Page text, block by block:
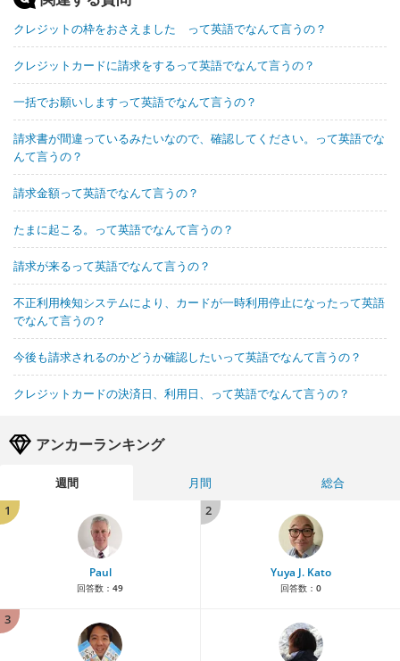
クレジットの枠をおさえました って英語でなんて言うの？
クレジットカードに請求をするって英語でなんて言うの？
一括でお願いしますって英語でなんて言うの？
請求書が間違っているみたいなので、確認してください。って英語でな
んて言うの？
請求金額って英語でなんて言うの？
たまに起こる。って英語でなんて言うの？
請求が来るって英語でなんて言うの？
不正利用検知システムにより、カードが一時利用停止になったって英語
でなんて言うの？
今後も請求されるのかどうか確認したいって英語でなんて言うの？
クレジットカードの決済日、利用日、って英語でなんて言うの？
アンカーランキング
週間 月間
総合
1
Paul
回答数： 49
2
Yuya J. Kato
回答数： 0
3